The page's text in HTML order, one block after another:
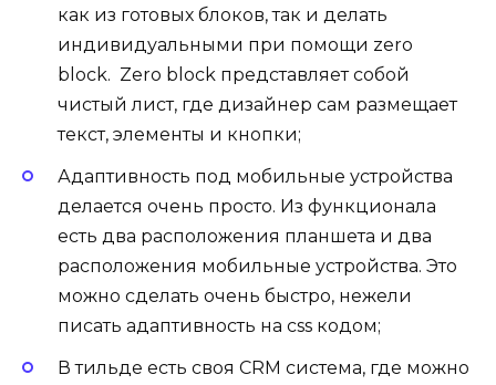
как из готовых блоков, так и делать
индивидуальными при помощи zero
block. Zero block представляет собой
чистый лист, где дизайнер сам размещает
текст, элементы и кнопки;
Адаптивность под мобильные устройства
делается очень просто. Из функционала
есть два расположения планшета и два
расположения мобильные устройства. Это
можно сделать очень быстро, нежели
писать адаптивность на css кодом;
В тильде есть своя CRM система, где можно